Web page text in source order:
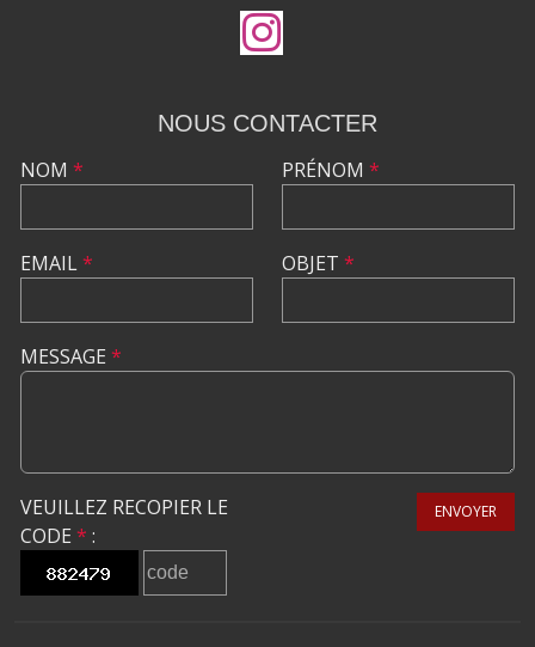
NOUS CONTACTER
NOM *
EMAIL*
PRÉNOM *
OBJET *
MESSAGE *
VEUILLEZ RECOPIER LE
CODE * :
ENVOYER